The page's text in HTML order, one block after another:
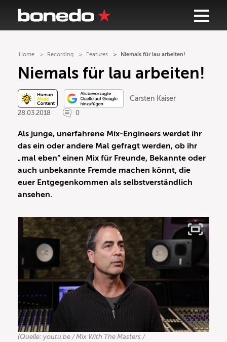
Home Recording Features Niemals für lau arbeiten!
Niemals für lau arbeiten!
Carsten Kaiser
28.03.2018
0
Als junge, unerfahrene Mix-Engineers werdet ihr
das ein oder andere Mal gefragt werden, ob ihr
„mal eben“ einen Mix für Freunde, Bekannte oder
auch unbekannte Fremde machen könnt, die
euer Entgegenkommen als selbstverständlich
ansehen.
(Quelle: youtu.be / Mix With The Masters /